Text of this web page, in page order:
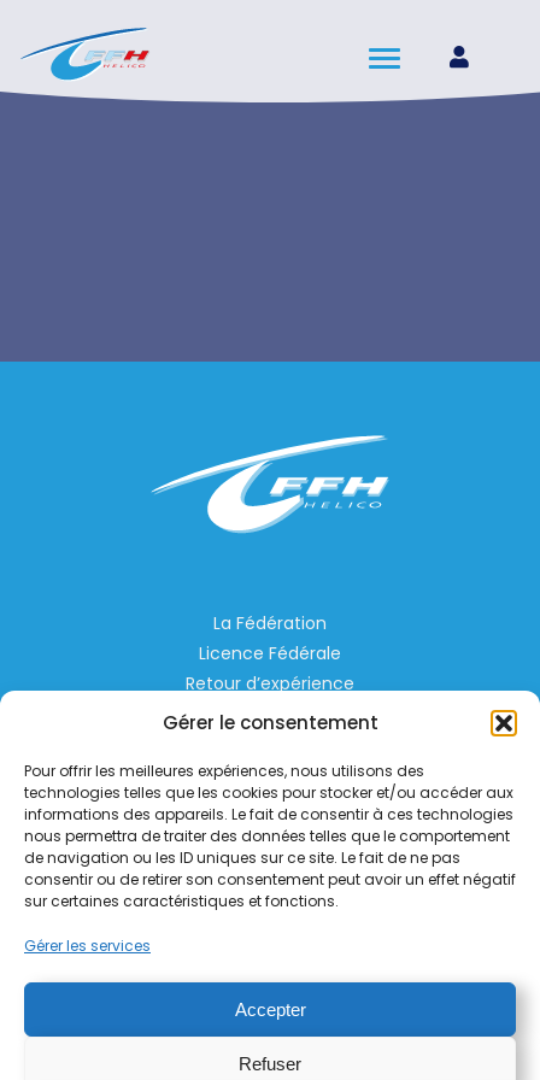
Gérer le consentement
Pour offrir les meilleures expériences, nous utilisons des
technologies telles que les cookies pour stocker et/ou accéder aux
informations des appareils. Le fait de consentir à ces technologies
nous permettra de traiter des données telles que le comportement
de navigation ou les ID uniques sur ce site. Le fait de ne pas
consentir ou de retirer son consentement peut avoir un effet négatif
sur certaines caractéristiques et fonctions.
Gérer les services
Accepter
Refuser
La Fédération
Licence Fédérale
Retour d’expérience
Espace Privé
Liens Utiles
Aérodrome de Lognes Emerainville
77185 LOGNES
contact@helico.org